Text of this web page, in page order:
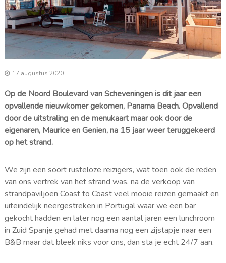
17 augustus 2020
Op de Noord Boulevard van Scheveningen is dit jaar een
opvallende nieuwkomer gekomen, Panama Beach.Opvallend
door de uitstraling en de menukaart maar ook door de
eigenaren, Maurice en Genien, na 15 jaar weer teruggekeerd
op het strand.
We zijn een soort rusteloze reizigers, wat toen ook de reden
van ons vertrek van het strand was, na de verkoop van
strandpaviljoen Coast to Coast veel mooie reizen gemaakt en
uiteindelijk neergestreken in Portugal waar we een bar
gekocht hadden en later nog een aantal jaren een lunchroom
in Zuid Spanje gehad met daarna nog een zijstapje naar een
B&B maar dat bleek niks voor ons, dan sta je echt 24/7 aan.